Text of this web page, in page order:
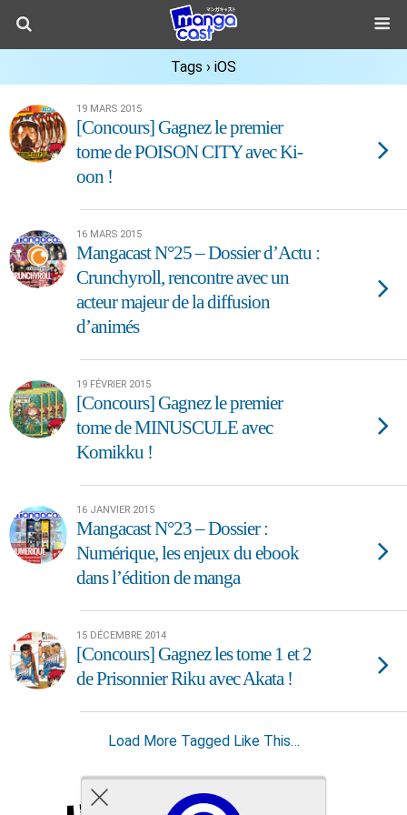
Tags › iOS
19 MARS 2015
[Concours] Gagnez le premier
tome de POISON CITY avec Ki-
oon !
16 MARS 2015
Mangacast N°25 – Dossier d’Actu :
Crunchyroll, rencontre avec un
acteur majeur de la diffusion
d’animés
19 FÉVRIER 2015
[Concours] Gagnez le premier
tome de MINUSCULE avec
Komikku !
16 JANVIER 2015
Mangacast N°23 – Dossier :
Numérique, les enjeux du ebook
dans l’édition de manga
15 DÉCEMBRE 2014
[Concours] Gagnez les tome 1 et 2
de Prisonnier Riku avec Akata !
Load More Tagged Like This…